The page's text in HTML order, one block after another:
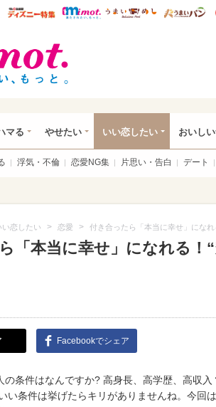
研
ハピママ* ウレぴあ総研 ディズニー特集
mimot. うまいめし
マる やせたい いい恋したい おいし
浮気・不倫 恋愛NG集 片思い・告白 デート
い恋したい > 恋愛 > 付き合ったら「本当に幸せ」になれ
「本当に幸せ」になれる！
Facebookでシェア
の条件はなんですか? 高身長、高学歴、高収
条件は挙げたらキリがありませんね。今回